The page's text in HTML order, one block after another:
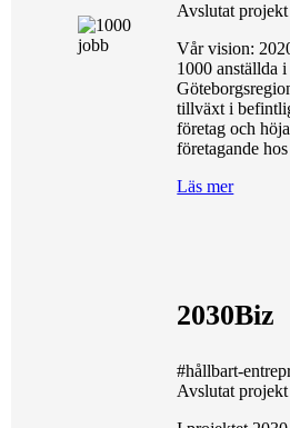
Avslutat projekt
Vår vision:
1000 anställda
tillväxt i
företag och
företagande
Läs mer
2030Biz
#hållbart-
Avslutat projekt